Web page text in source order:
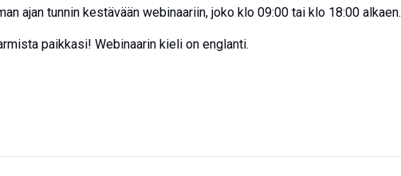
ajan tunnin kestävään webinaariin, joko klo 09:00 tai klo 18:00 alkaen.
paikkasi! Webinaarin kieli on englanti.